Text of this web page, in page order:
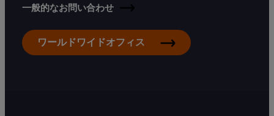
一般的なお問い合わせ
ワールドワイドオフィス